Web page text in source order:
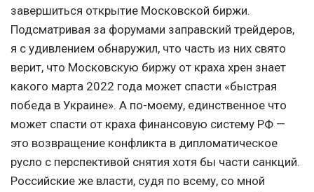
завершиться открытие Московской биржи.
Подсматривая за форумами заправский трейдеров,
я с удивлением обнаружил, что часть из них свято
верит, что Московскую биржу от краха хрен знает
какого марта 2022 года может спасти «быстрая
победа в Украине». А по-моему, единственное что
может спасти от краха финансовую систему РФ —
это возвращение конфликта в дипломатическое
русло с перспективой снятия хотя бы части санкций.
Российские же власти, судя по всему, со мной